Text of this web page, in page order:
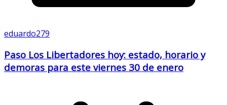
eduardo279
Paso Los Libertadores hoy: estado, horario y
demoras para este viernes 30 de enero